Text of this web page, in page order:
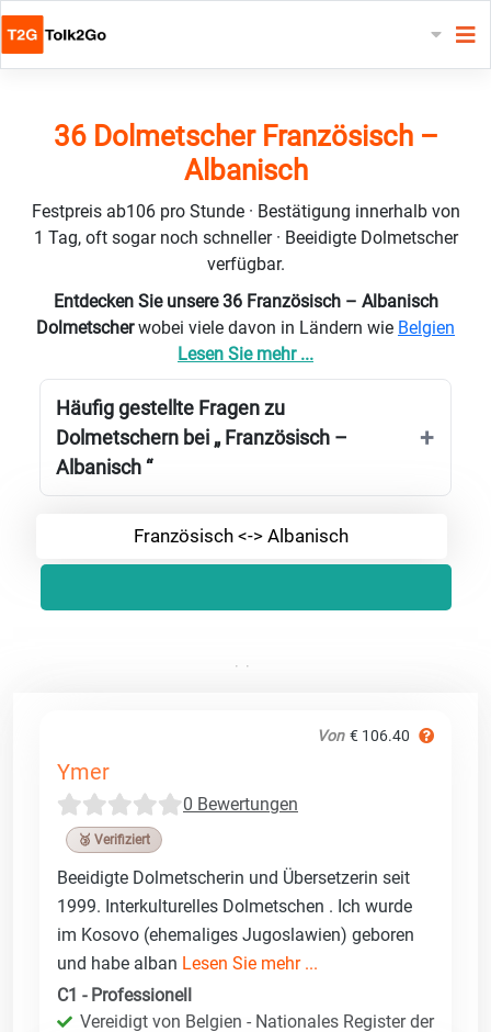
36 Dolmetscher Französisch –
Albanisch
Festpreis ab106 pro Stunde · Bestätigung innerhalb von
1 Tag, oft sogar noch schneller · Beeidigte Dolmetscher
verfügbar.
Entdecken Sie unsere 36 Französisch – Albanisch
Dolmetscherwobei viele davon in Ländern wie Belgien
Lesen Sie mehr ...
Häufig gestellte Fragen zu
Dolmetschern bei „ Französisch –
Albanisch “
Französisch <-> Albanisch
Von € 106.40
Ymer
0 Bewertungen
🥉 Verifiziert
Beeidigte Dolmetscherin und Übersetzerin seit
1999. Interkulturelles Dolmetschen . Ich wurde
im Kosovo (ehemaliges Jugoslawien) geboren
und habe alban Lesen Sie mehr ...
C1 - Professionell
Vereidigt von Belgien - Nationales Register der